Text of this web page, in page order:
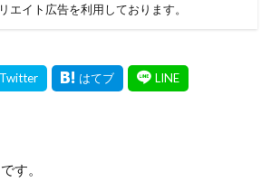
エイト広告を利用しております。
す。